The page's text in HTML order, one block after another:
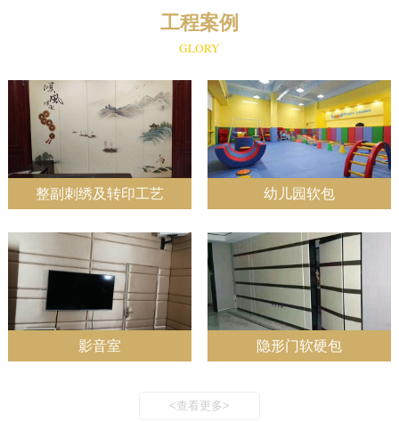
工程案例
GLORY
整副刺绣及转印工艺 幼儿园软包
影音室 隐形门软硬包
<查看更多>